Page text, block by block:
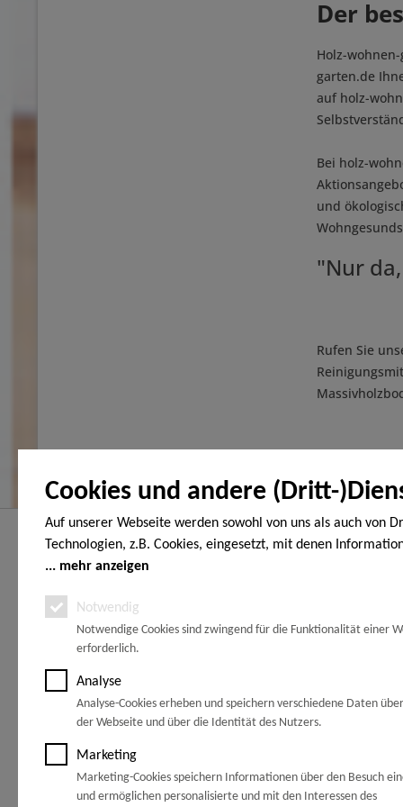
Cookies und andere (Dritt-
Auf unserer Webseite werden sowohl von uns als auch von
Technologien, z.B. Cookies, eingesetzt, mit denen
Endgerät gespeichert und/oder von Ihrem Endgerät
Analyse-, Marketing- und Statistik-Cookies. Bei den
handelt es sich um solche, die technisch notwendig sind, um
gewünschten Dienst bereitzustellen, die übrigen Cookies
Grund einer von Ihnen erteilten Einwilligung gesetzt. Die
freiwillig. Personen, die das 16. Lebensjahr noch nicht
benötigen die Zustimmung der Sorgeberechtigten. Sie
dazu lediglich den Cookie-Banner erneut auf und ändern Sie
Einstellungen entsprechend ab. Im Rahmen Ihres Besuchs
mehr anzeigen
Notwendig
Notwendige Cookies sind zwingend für die Funktionalität einer
erforderlich.
Analyse
Analyse-Cookies erheben und speichern verschiedene Daten
der Webseite und über die Identität des Nutzers.
Marketing
Marketing-Cookies speichern Informationen über den Besuch
und ermöglichen personalisierte und mit den Interessen des
Der
Holz-
garten.de
auf holz-
Bei holz-
und
"Nur
Rufen Sie
Hier finden Sie uns
HOLZ-WOHNEN-GARTEN
Vöhrumer Str. 40
(Gewerbegebiet Schachtanlage Peine)
31228 Peine
an der A2.
Ca. 30 km bisBraunschweig
Ca. 55 km bisWolfsburg
Ca. 35 km bis
Ca. 33 km bisHildesheim
Ca. 35 km bisSalzgitter
Service